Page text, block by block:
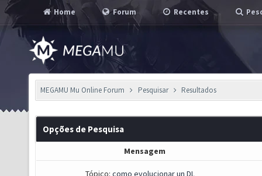
Home Forum Recentes
MEGAMU Mu Online Forum Pesquisar Resultados
Opções de Pesquisa
Mensagem
Tópico: como evolucionar un DL